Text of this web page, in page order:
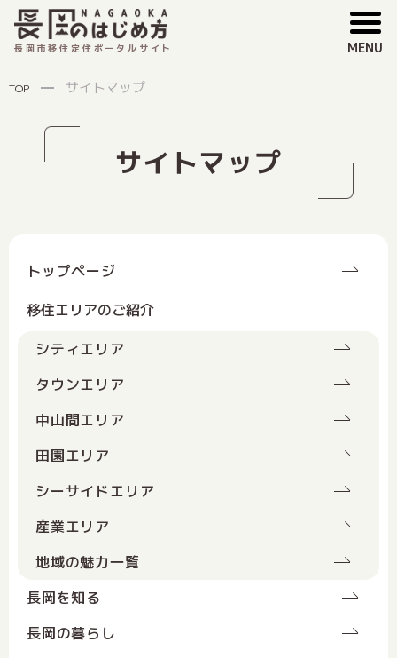
長岡市移住定住ポータルサイト MENU
TOP サイトマップ
サイトマップ
トップページ
移住エリアのご紹介
シティエリア
タウンエリア
中山間エリア
田園エリア
シーサイドエリア
産業エリア
地域の魅力一覧
長岡を知る
長岡の暮らし